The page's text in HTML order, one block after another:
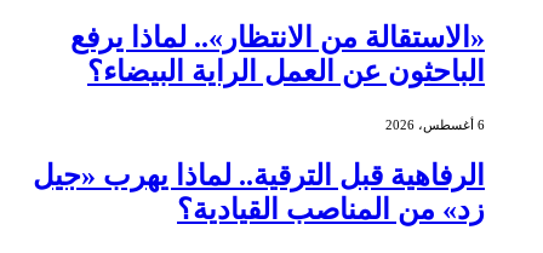
«الاستقالة من الانتظار».. لماذا يرفع
الباحثون عن العمل الراية البيضاء؟
6 أغسطس، 2026
الرفاهية قبل الترقية.. لماذا يهرب «جيل
زد» من المناصب القيادية؟